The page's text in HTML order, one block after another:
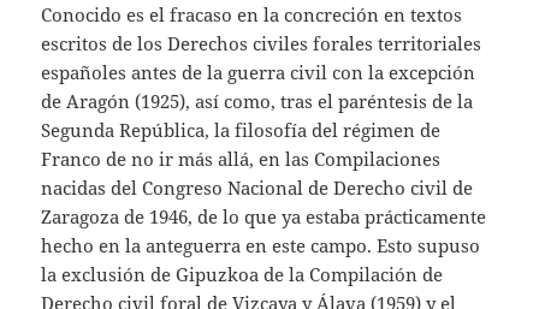
Conocido es el fracaso en la concreción en textos
escritos de los Derechos civiles forales territoriales
españoles antes de la guerra civil con la excepción
de Aragón (1925), así como, tras el paréntesis de la
Segunda República, la filosofía del régimen de
Franco de no ir más allá, en las Compilaciones
nacidas del Congreso Nacional de Derecho civil de
Zaragoza de 1946, de lo que ya estaba prácticamente
hecho en la anteguerra en este campo. Esto supuso
la exclusión de Gipuzkoa de la Compilación de
Derecho civil foral de Vizcaya y Álava (1959) y el